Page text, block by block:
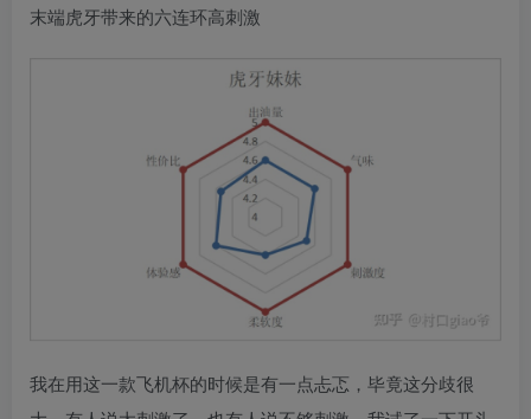
末端虎牙带来的六连环高刺激
我在用这一款飞机杯的时候是有一点忐忑，毕竟这分歧很